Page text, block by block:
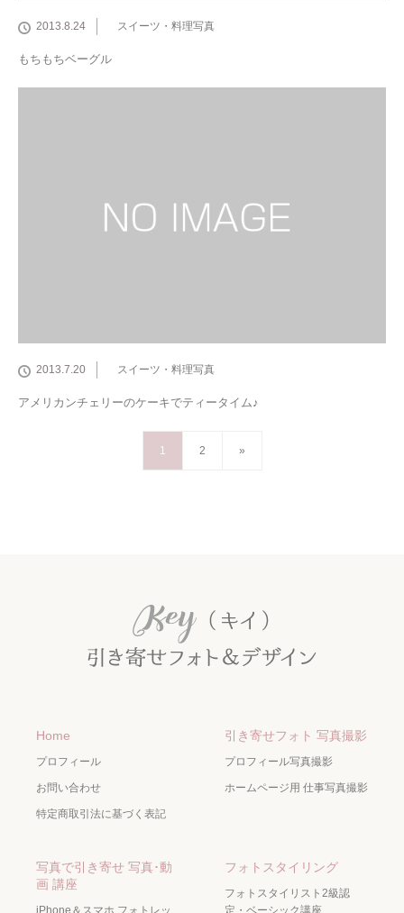
2013.8.24 スイーツ・料理写真
もちもちベーグル
2013.7.20 スイーツ・料理写真
アメリカンチェリーのケーキでティータイム♪
1 2 »
Home
プロフィール
お問い合わせ
特定商取引法に基づく表記
引き寄せフォト 写真撮影
プロフィール写真撮影
ホームページ用 仕事写真撮影
写真で引き寄せ 写真･動
画 講座
iPhone＆スマホ フォトレッ
フォトスタイリング
フォトスタイリスト2級認
定・ベーシック講座